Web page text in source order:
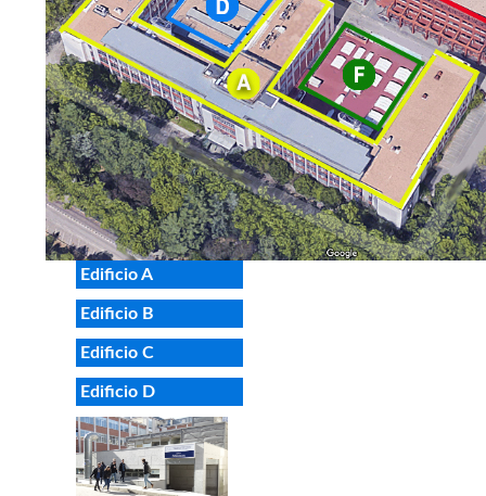
Edificio A
Edificio B
Edificio C
Edificio D